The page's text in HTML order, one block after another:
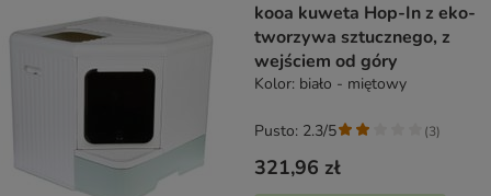
kooa kuweta Hop-In z eko-
tworzywa sztucznego, z
wejściem od góry
Kolor: biało - miętowy
321,96 zł
Pusto: 2.3/5 (3)